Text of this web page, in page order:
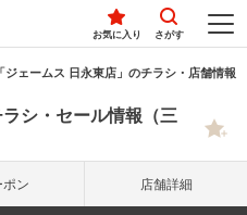
お気に入り さがす
「ジェームス 日永東店」のチラシ・店舗情報
シ・セール情報（三
ポン 店舗詳細